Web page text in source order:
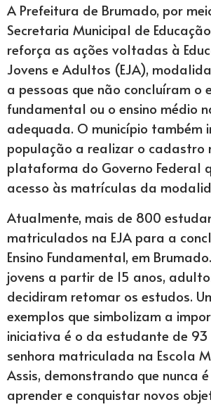
A Prefeitura de Brumado, por
Secretaria Municipal de Educação
reforça as ações voltadas à
Jovens e Adultos (EJA),
a pessoas que não concluíram o
fundamental ou o ensino médio
adequada. O município também
população a realizar o cadastro
plataforma do Governo Federal
acesso às matrículas da
Atualmente, mais de 800
matriculados na EJA para a
Ensino Fundamental, em
jovens a partir de 15 anos,
decidiram retomar os estudos.
exemplos que simbolizam a
iniciativa é o da estudante de 93
senhora matriculada na Escola
Assis, demonstrando que nunca
aprender e conquistar novos